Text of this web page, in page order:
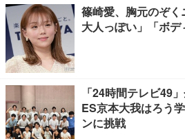
篠崎愛、胸元のぞ
大人っぽい」「ボデ
「24時間テレビ49
ES京本大我はろう
ンに挑戦